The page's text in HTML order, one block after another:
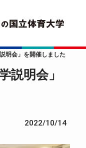
明会」を開催しました
説明会」
2022/10/14